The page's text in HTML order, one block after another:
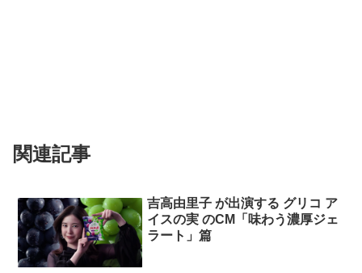
関連記事
吉高由里子 が出演する グリコ ア
イスの実 のCM「味わう濃厚ジェ
ラート」篇